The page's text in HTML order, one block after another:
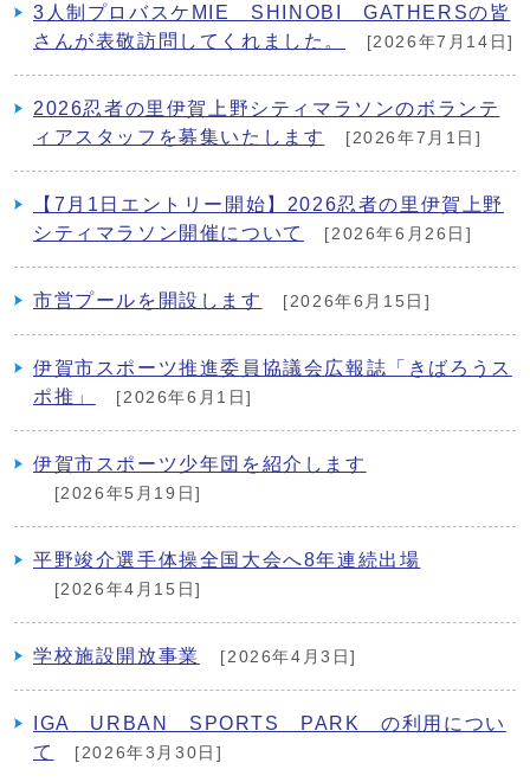
3人制プロバスケMIE SHINOBI GATHERSの皆
さんが表敬訪問してくれました。
[2026年7月14日]
2026忍者の里伊賀上野シティマラソンのボランテ
ィアスタッフを募集いたします
[2026年7月1日]
【7月1日エントリー開始】2026忍者の里伊賀上野
シティマラソン開催について
[2026年6月26日]
市営プールを開設します [2026年6月15日]
伊賀市スポーツ推進委員協議会広報誌「きばろうス
ポ推」
[2026年6月1日]
伊賀市スポーツ少年団を紹介します
[2026年5月19日]
平野竣介選手体操全国大会へ8年連続出場
[2026年4月15日]
学校施設開放事業 [2026年4月3日]
IGA URBAN SPORTS PARK の利用につい
て
[2026年3月30日]